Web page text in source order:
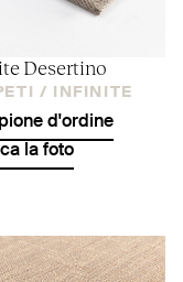
Desertino
/ INFINITE
d'ordine
la foto